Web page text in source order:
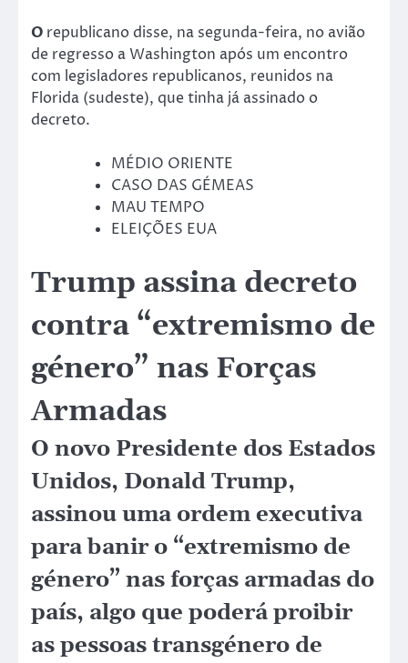
O republicano disse, na segunda-feira, no avião
de regresso a Washington após um encontro
com legisladores republicanos, reunidos na
Florida (sudeste), que tinha já assinado o
decreto.
MÉDIO ORIENTE
CASO DAS GÉMEAS
MAU TEMPO
ELEIÇÕES EUA
Trump assina decreto
contra “extremismo de
género” nas Forças
Armadas
O novo Presidente dos Estados
Unidos, Donald Trump,
assinou uma ordem executiva
para banir o “extremismo de
género” nas forças armadas do
país, algo que poderá proibir
as pessoas transgénero de